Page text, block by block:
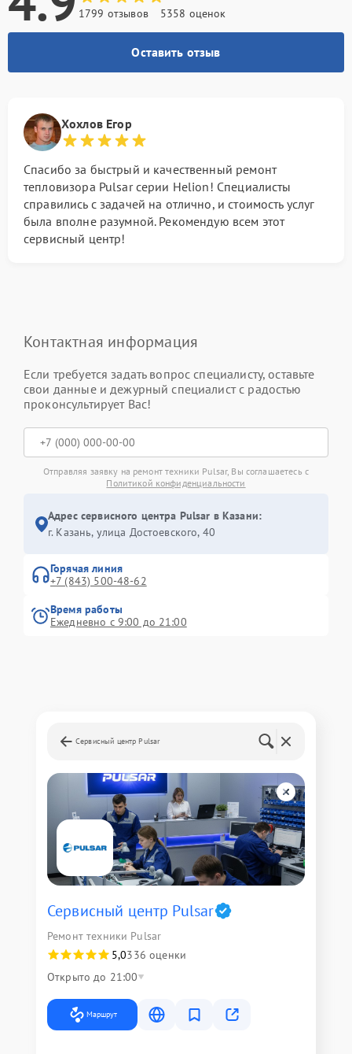
1799 отзывов 5358 оценок
Оставить отзыв
Хохлов Егор
Спасибо за быстрый и качественный ремонт
тепловизора Pulsar серии Helion! Специалисты
справились с задачей на отлично, и стоимость услуг
была вполне разумной. Рекомендую всем этот
сервисный центр!
Контактная информация
Если требуется задать вопрос специалисту, оставьте
свои данные и дежурный специалист с радостью
проконсультирует Вас!
Отправляя заявку на ремонт техники Pulsar, Вы соглашаетесь с
Политикой конфиденциальности
Адрес сервисного центра Pulsar в Казани:
г. Казань, улица Достоевского, 40
Горячая линия
+7 (843) 500-48-62
Время работы
Ежедневно с 9:00 до 21:00
Сервисный центр Pulsar
Сервисный центр Pulsar
Ремонт техники Pulsar
5,0336 оценки
Открыто до 21:00
Маршрут